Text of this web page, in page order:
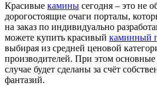
Красивые камины сегодня – это не
дорогостоящие очаги порталы,
на заказ по индивидуально
можете купить красивый каминный
выбирая из средней ценовой
производителей. При этом
случае будет сделаны за счёт
фантазий.